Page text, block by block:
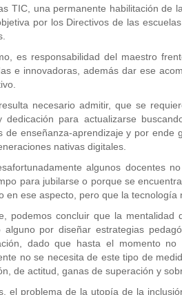
TIC, una permanente habilitación de
por los Directivos de las
es responsabilidad del maestro
e innovadoras, además dar ese
necesario admitir, que se
dedicación para actualizarse
de enseñanza-aprendizaje y por ende
nativas digitales.
algunos docentes
para jubilarse o porque se
en ese aspecto, pero que la
podemos concluir que la
alguno por diseñar estrategias
dado que hasta el momento
no se necesita de este tipo de
de actitud, ganas de superación y
el problema de la utopía de la